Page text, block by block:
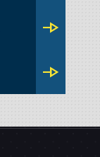
line_end_arrow
line_end_arrow